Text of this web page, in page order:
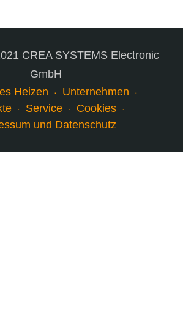
CREA SYSTEMS Electronic
GmbH
Heizen
Unternehmen
Service
Cookies
und Datenschutz